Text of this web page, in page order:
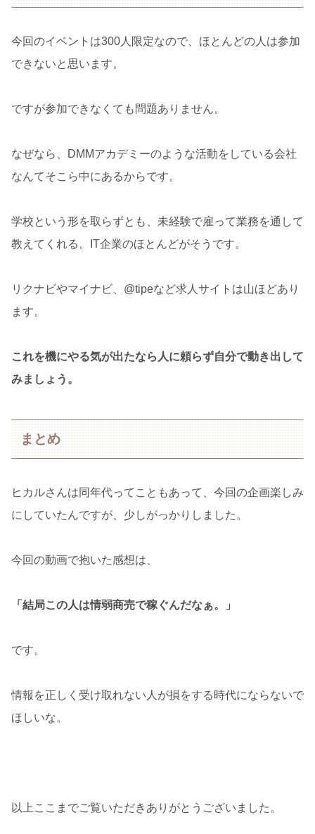
今回のイベントは300人限定なので、ほとんどの人は参加
できないと思います。
ですが参加できなくても問題ありません。
なぜなら、DMMアカデミーのような活動をしている会社
なんてそこら中にあるからです。
学校という形を取らずとも、未経験で雇って業務を通して
教えてくれる。IT企業のほとんどがそうです。
リクナビやマイナビ、@tipeなど求人サイトは山ほどあり
ます。
これを機にやる気が出たなら人に頼らず自分で動き出して
みましょう。
まとめ
ヒカルさんは同年代ってこともあって、今回の企画楽しみ
にしていたんですが、少しがっかりしました。
今回の動画で抱いた感想は、
「結局この人は情弱商売で稼ぐんだなぁ。」
です。
情報を正しく受け取れない人が損をする時代にならないで
ほしいな。
以上ここまでご覧いただきありがとうございました。